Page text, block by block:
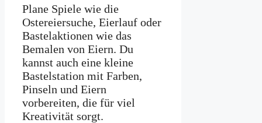
Plane Spiele wie die
Ostereiersuche, Eierlauf oder
Bastelaktionen wie das
Bemalen von Eiern. Du
kannst auch eine kleine
Bastelstation mit Farben,
Pinseln und Eiern
vorbereiten, die für viel
Kreativität sorgt.